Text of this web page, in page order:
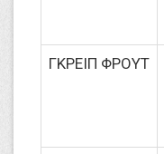
ΓΚΡΕΙΠ ΦΡΟΥΤ